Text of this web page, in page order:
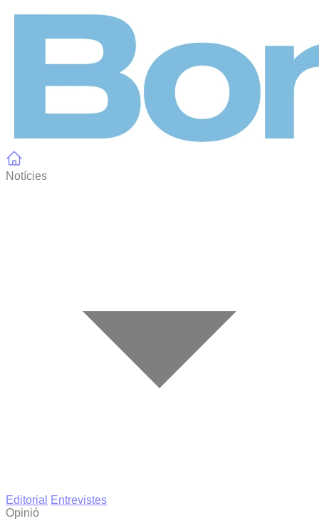
Notícies
Editorial
Entrevistes
Opinió